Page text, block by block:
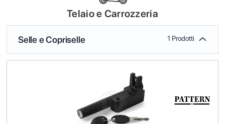
Telaio e Carrozzeria
Selle e Copriselle 1 Prodotti